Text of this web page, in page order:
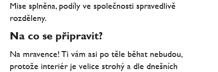
Mise splněna, podíly ve společnosti spravedlivě
rozděleny.
Na co se připravit?
Na mravence! Ti vám asi po těle běhat nebudou,
protože interiér je velice strohý a dle dnešních